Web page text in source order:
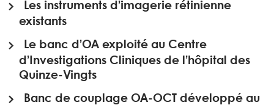
Les instruments d’imagerie rétinienne
existants
Le banc d’OA exploité au Centre
d’Investigations Cliniques de l’hôpital des
Quinze-Vingts
Banc de couplage OA-OCT développé au